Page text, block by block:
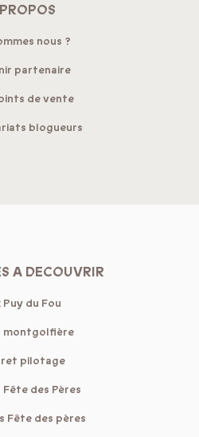
nous ?
partenaire
de vente
blogueurs
A DECOUVRIR
Puy du Fou
montgolfière
pilotage
Fête des Pères
Fête des pères